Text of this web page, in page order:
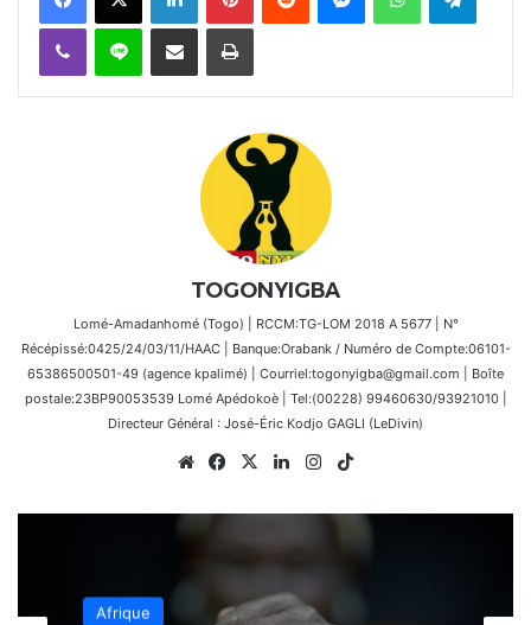
Viber Ligne Partager par email Imprimer
TOGONYIGBA
Lomé-Amadanhomé (Togo) | RCCM:TG-LOM 2018 A 5677 | N°
Récépissé:0425/24/03/11/HAAC | Banque:Orabank / Numéro de Compte:06101-
65386500501-49 (agence kpalimé) | Courriel:togonyigba@gmail.com | Boîte
postale:23BP90053539 Lomé Apédokoè | Tel:(00228) 99460630/93921010 |
Directeur Général : José-Éric Kodjo GAGLI (LeDivin)
WebsiteFacebook
X LinkedinInstagram
Afrique